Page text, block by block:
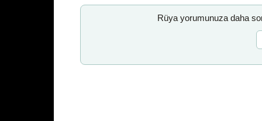
Rüya yorumunuza daha